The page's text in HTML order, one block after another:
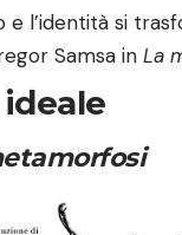
e l’identità si
Samsa in La